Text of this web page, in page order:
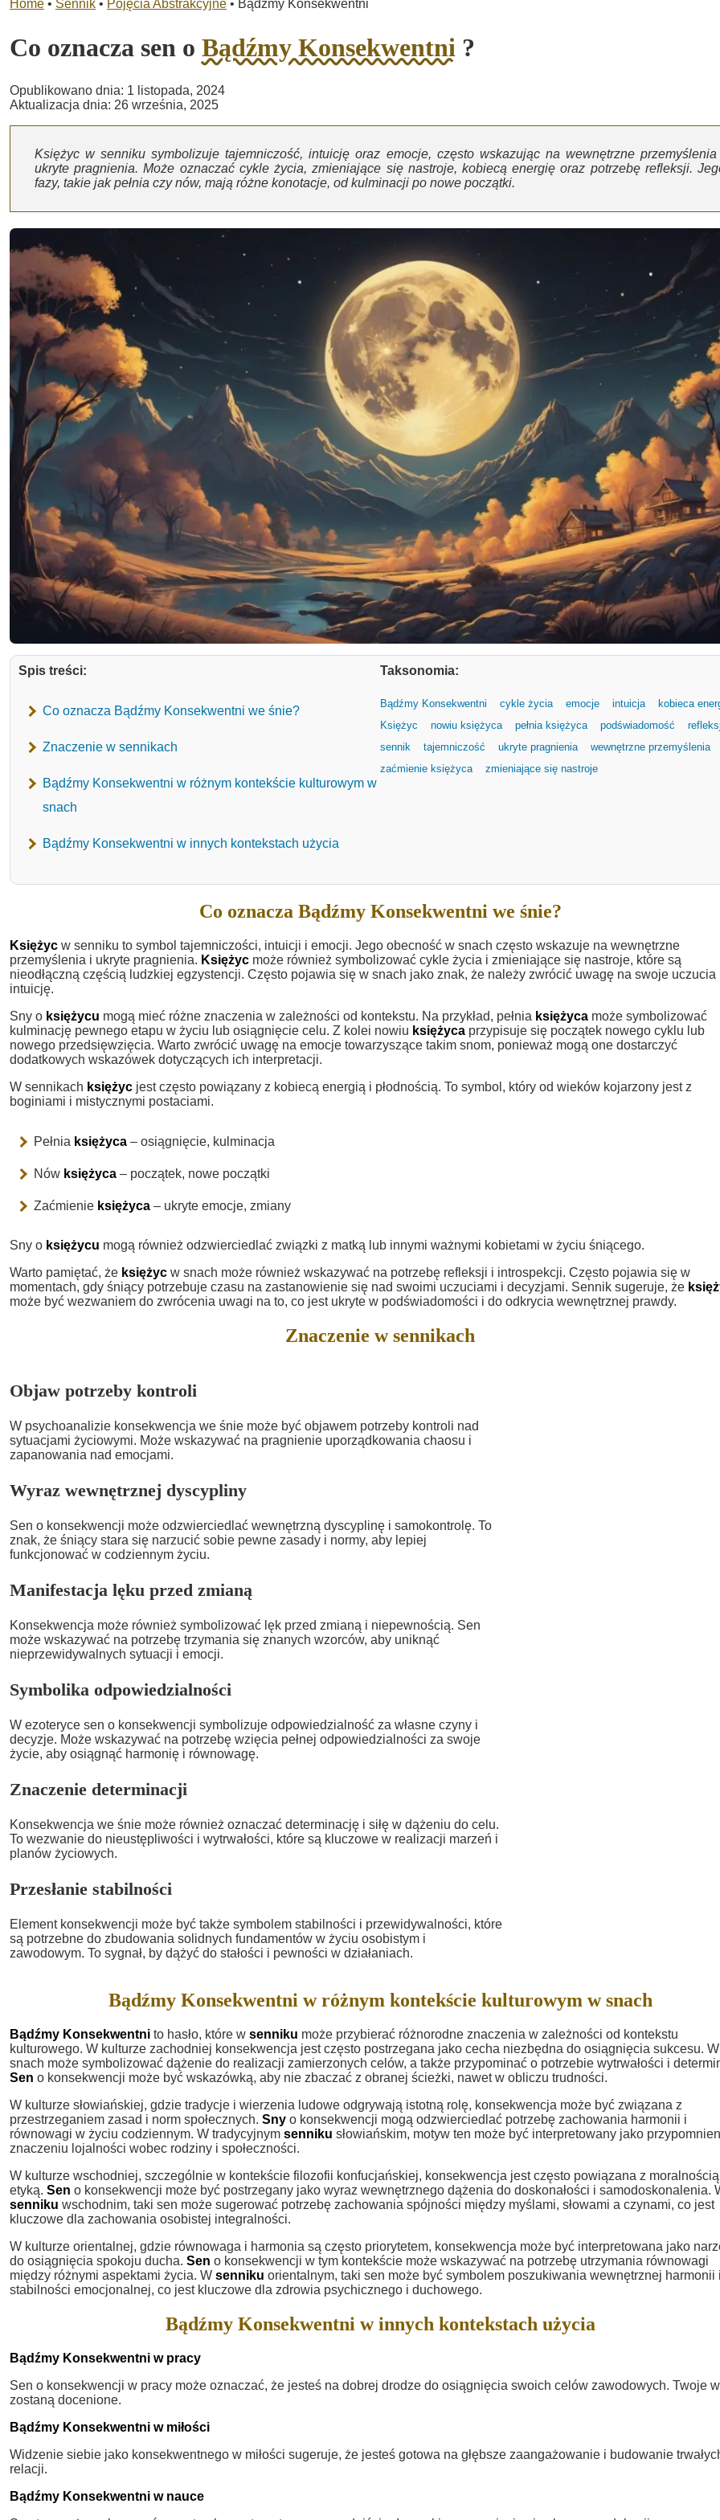
Home • Sennik • Pojęcia Abstrakcyjne • Bądźmy Konsekwentni
Co oznacza sen o Bądźmy Konsekwentni ?
Opublikowano dnia: 1 listopada, 2024
Aktualizacja dnia: 26 września, 2025
Księżyc w senniku symbolizuje tajemniczość, intuicję oraz emocje, często wskazując na wewnętrzne
ukryte pragnienia. Może oznaczać cykle życia, zmieniające się nastroje, kobiecą energię oraz potrzebę refleksji.
fazy, takie jak pełnia czy nów, mają różne konotacje, od kulminacji po nowe początki.
Spis treści:
Co oznacza Bądźmy Konsekwentni we śnie?
Znaczenie w sennikach
Bądźmy Konsekwentni w różnym kontekście kulturowym w
snach
Bądźmy Konsekwentni w innych kontekstach użycia
Taksonomia:
Bądźmy Konsekwentni cykle życia emocje intuicja
kobieca
Księżyc
nowiu księżyca pełnia księżyca podświadomość
sennik
tajemniczość ukryte pragnienia
wewnętrzne przemyślenia
zaćmienie księżyca
zmieniające się nastroje
Co oznacza Bądźmy Konsekwentni we śnie?
Księżyc w senniku to symbol tajemniczości, intuicji i emocji. Jego obecność w snach często wskazuje na wewnętrzne
przemyślenia i ukryte pragnienia. Księżyc może również symbolizować cykle życia i zmieniające się nastroje, które są
nieodłączną częścią ludzkiej egzystencji. Często pojawia się w snach jako znak, że należy zwrócić uwagę na swoje uczucia
intuicję.
Sny o księżycu mogą mieć różne znaczenia w zależności od kontekstu. Na przykład, pełnia księżyca może symbolizować
kulminację pewnego etapu w życiu lub osiągnięcie celu. Z kolei nowiu księżyca przypisuje się początek nowego cyklu lub
nowego przedsięwzięcia. Warto zwrócić uwagę na emocje towarzyszące takim snom, ponieważ mogą one dostarczyć
dodatkowych wskazówek dotyczących ich interpretacji.
W sennikach księżyc jest często powiązany z kobiecą energią i płodnością. To symbol, który od wieków kojarzony jest z
boginiami i mistycznymi postaciami.
Pełnia księżyca – osiągnięcie, kulminacja
Nów księżyca – początek, nowe początki
Zaćmienie księżyca – ukryte emocje, zmiany
Sny o księżycu mogą również odzwierciedlać związki z matką lub innymi ważnymi kobietami w życiu śniącego.
Warto pamiętać, że księżyc w snach może również wskazywać na potrzebę refleksji i introspekcji. Często pojawia się w
momentach, gdy śniący potrzebuje czasu na zastanowienie się nad swoimi uczuciami i decyzjami. Sennik sugeruje, że
może być wezwaniem do zwrócenia uwagi na to, co jest ukryte w podświadomości i do odkrycia wewnętrznej prawdy.
Znaczenie w sennikach
Objaw potrzeby kontroli
W psychoanalizie konsekwencja we śnie może być objawem potrzeby kontroli nad
sytuacjami życiowymi. Może wskazywać na pragnienie uporządkowania chaosu i
zapanowania nad emocjami.
Wyraz wewnętrznej dyscypliny
Sen o konsekwencji może odzwierciedlać wewnętrzną dyscyplinę i samokontrolę. To
znak, że śniący stara się narzucić sobie pewne zasady i normy, aby lepiej
funkcjonować w codziennym życiu.
Manifestacja lęku przed zmianą
Konsekwencja może również symbolizować lęk przed zmianą i niepewnością. Sen
może wskazywać na potrzebę trzymania się znanych wzorców, aby uniknąć
nieprzewidywalnych sytuacji i emocji.
Symbolika odpowiedzialności
W ezoteryce sen o konsekwencji symbolizuje odpowiedzialność za własne czyny i
decyzje. Może wskazywać na potrzebę wzięcia pełnej odpowiedzialności za swoje
życie, aby osiągnąć harmonię i równowagę.
Znaczenie determinacji
Konsekwencja we śnie może również oznaczać determinację i siłę w dążeniu do celu.
To wezwanie do nieustępliwości i wytrwałości, które są kluczowe w realizacji marzeń i
planów życiowych.
Przesłanie stabilności
Element konsekwencji może być także symbolem stabilności i przewidywalności, które
są potrzebne do zbudowania solidnych fundamentów w życiu osobistym i
zawodowym. To sygnał, by dążyć do stałości i pewności w działaniach.
Bądźmy Konsekwentni w różnym kontekście kulturowym w snach
Bądźmy Konsekwentni to hasło, które w senniku może przybierać różnorodne znaczenia w zależności od kontekstu
kulturowego. W kulturze zachodniej konsekwencja jest często postrzegana jako cecha niezbędna do osiągnięcia sukcesu. W
snach może symbolizować dążenie do realizacji zamierzonych celów, a także przypominać o potrzebie wytrwałości i
Sen o konsekwencji może być wskazówką, aby nie zbaczać z obranej ścieżki, nawet w obliczu trudności.
W kulturze słowiańskiej, gdzie tradycje i wierzenia ludowe odgrywają istotną rolę, konsekwencja może być związana z
przestrzeganiem zasad i norm społecznych. Sny o konsekwencji mogą odzwierciedlać potrzebę zachowania harmonii i
równowagi w życiu codziennym. W tradycyjnym senniku słowiańskim, motyw ten może być interpretowany jako
znaczeniu lojalności wobec rodziny i społeczności.
W kulturze wschodniej, szczególnie w kontekście filozofii konfucjańskiej, konsekwencja jest często powiązana z
etyką. Sen o konsekwencji może być postrzegany jako wyraz wewnętrznego dążenia do doskonałości i samodoskonalenia.
senniku wschodnim, taki sen może sugerować potrzebę zachowania spójności między myślami, słowami a czynami, co jest
kluczowe dla zachowania osobistej integralności.
W kulturze orientalnej, gdzie równowaga i harmonia są często priorytetem, konsekwencja może być interpretowana jako
do osiągnięcia spokoju ducha. Sen o konsekwencji w tym kontekście może wskazywać na potrzebę utrzymania równowagi
między różnymi aspektami życia. W senniku orientalnym, taki sen może być symbolem poszukiwania wewnętrznej harmonii
stabilności emocjonalnej, co jest kluczowe dla zdrowia psychicznego i duchowego.
Bądźmy Konsekwentni w innych kontekstach użycia
Bądźmy Konsekwentni w pracy
Sen o konsekwencji w pracy może oznaczać, że jesteś na dobrej drodze do osiągnięcia swoich celów zawodowych. Twoje
zostaną docenione.
Bądźmy Konsekwentni w miłości
Widzenie siebie jako konsekwentnego w miłości sugeruje, że jesteś gotowa na głębsze zaangażowanie i budowanie
relacji.
Bądźmy Konsekwentni w nauce